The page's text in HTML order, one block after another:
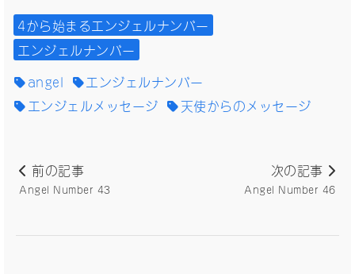
4から始まるエンジェルナンバー
エンジェルナンバー
angel
エンジェルナンバー
エンジェルメッセージ
天使からのメッセージ
前の記事
Angel Number 43
次の記事
Angel Number 46